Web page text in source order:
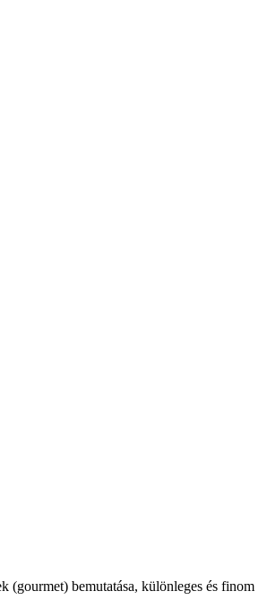
(gourmet) bemutatása, különleges és finom